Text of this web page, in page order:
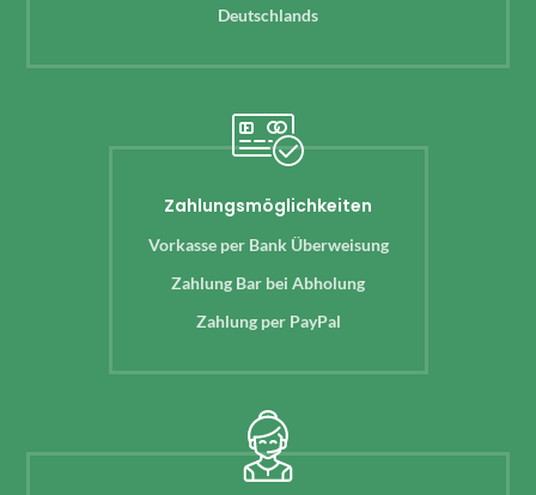
Deutschlands
Zahlungsmöglichkeiten
Vorkasse per Bank Überweisung
Zahlung Bar bei Abholung
Zahlung per PayPal